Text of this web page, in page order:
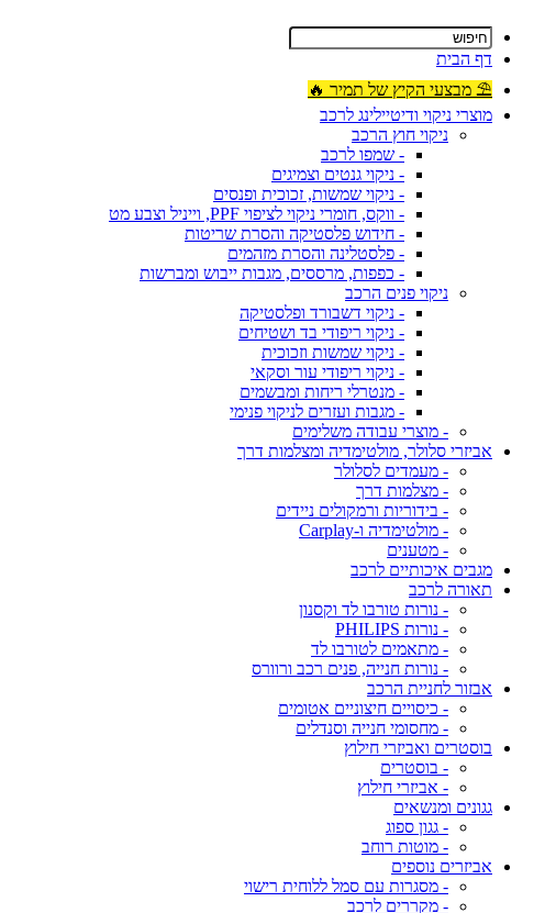
דף הבית
⛱ מבצעי הקיץ של תמיר 🔥
מוצרי ניקוי ודיטיילינג לרכב
ניקוי חוץ הרכב
- שמפו לרכב
- ניקוי גנטים וצמיגים
- ניקוי שמשות, זכוכית ופנסים
- ווקס, חומרי ניקוי לציפוי PPF, וייניל וצבע מט
- חידוש פלסטיקה והסרת שריטות
- פלסטלינה והסרת מזהמים
- כפפות, מרססים, מגבות ייבוש ומברשות
ניקוי פנים הרכב
- ניקוי דשבורד ופלסטיקה
- ניקוי ריפודי בד ושטיחים
- ניקוי שמשות וזכוכית
- ניקוי ריפודי עור וסקאי
- מנטרלי ריחות ומבשמים
- מגבות ועזרים לניקוי פנימי
- מוצרי עבודה משלימים
אביזרי סלולר, מולטימדיה ומצלמות דרך
- מעמדים לסלולר
- מצלמות דרך
- בידוריות ורמקולים ניידים
- מולטימדיה ו-Carplay
- מטענים
מגבים איכותיים לרכב
תאורה לרכב
- נורות טורבו לד וקסנון
- נורות PHILIPS
- מתאמים לטורבו לד
- נורות חנייה, פנים רכב ורוורס
אבזור לחניית הרכב
- כיסויים חיצוניים אטומים
- מחסומי חנייה וסנדלים
בוסטרים ואביזרי חילוץ
- בוסטרים
- אביזרי חילוץ
גגונים ומנשאים
- גגון ספוג
- מוטות רוחב
אביזרים נוספים
- מסגרות עם סמל ללוחית רישוי
- מקררים לרכב